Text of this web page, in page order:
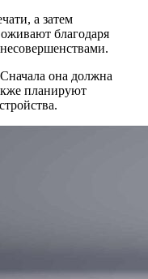
а затем
благодаря
она должна
планируют